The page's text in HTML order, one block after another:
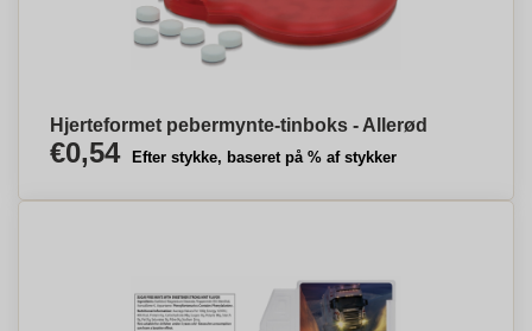
Hjerteformet pebermynte-tinboks - Allerød
€0,54 Efter stykke, baseret på % af stykker